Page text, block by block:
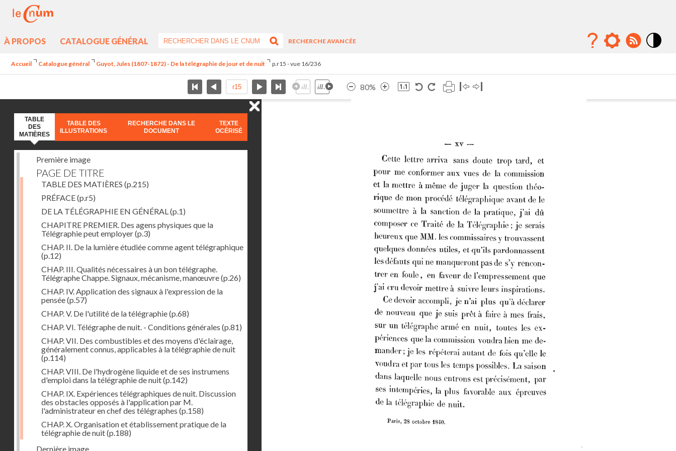
À PROPOS CATALOGUE GÉNÉRAL
RECHERCHE AVANCÉE
Accueil Catalogue général Guyot, Jules (1807-1872) - De la télégraphie de jour et de nuit p.r15 - vue 16/236
80%
TABLE
DES
MATIÈRES
TABLE DES
ILLUSTRATIONS
RECHERCHE DANS LE
DOCUMENT
TEXTE
OCÉRISÉ
Première image
PAGE DE TITRE
TABLE DES MATIÈRES (p.215)
PRÉFACE(p.r5)
DE LA TÉLÉGRAPHIE EN GÉNÉRAL(p.1)
CHAPITRE PREMIER. Des agens physiques que la
Télégraphie peut employer(p.3)
CHAP. II. De la lumière étudiée comme agent télégraphique
(p.12)
CHAP. III. Qualités nécessaires à un bon télégraphe.
Télégraphe Chappe. Signaux, mécanisme, manœuvre(p.26)
CHAP. IV. Application des signaux à l'expression de la
pensée(p.57)
CHAP. V. De l'utilité de la télégraphie(p.68)
CHAP. VI. Télégraphe de nuit. - Conditions générales (p.81)
CHAP. VII. Des combustibles et des moyens d'éclairage,
généralement connus, applicables à la télégraphie de nuit
(p.114)
CHAP. VIII. De l'hydrogène liquide et de ses instrumens
d'emploi dans la télégraphie de nuit(p.142)
CHAP. IX. Expériences télégraphiques de nuit. Discussion
des obstacles opposés à l'application par M.
l'administrateur en chef des télégraphes (p.158)
CHAP. X. Organisation et établissement pratique de la
télégraphie de nuit(p.188)
Dernière image